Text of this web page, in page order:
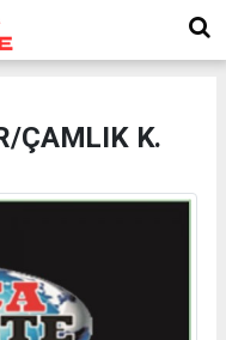
ÇAMLIK K.